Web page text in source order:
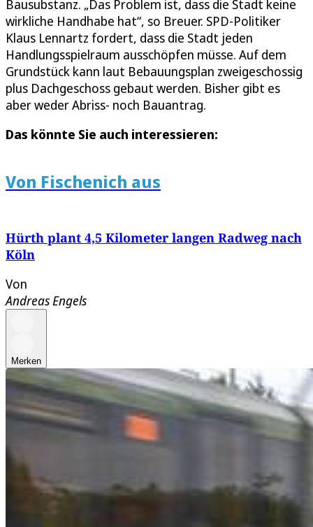
Bausubstanz. „Das Problem ist, dass die Stadt keine
wirkliche Handhabe hat“, so Breuer. SPD-Politiker
Klaus Lennartz fordert, dass die Stadt jeden
Handlungsspielraum ausschöpfen müsse. Auf dem
Grundstück kann laut Bebauungsplan zweigeschossig
plus Dachgeschoss gebaut werden. Bisher gibt es
aber weder Abriss- noch Bauantrag.
Das könnte Sie auch interessieren:
Von Fischenich aus
Hürth plant 4,5 Kilometer langen Radweg nach
Köln
Von
Andreas Engels
Merken